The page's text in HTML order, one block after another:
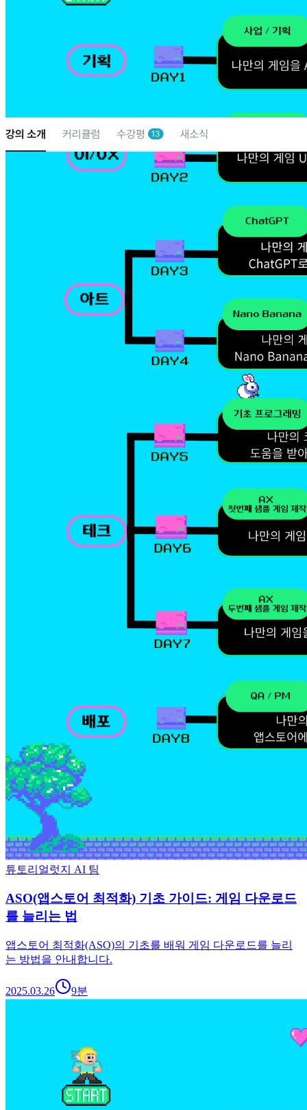
튜토리얼럿지 AI 팀
ASO(앱스토어 최적화) 기초 가이드: 게임 다운로드
를 늘리는 법
앱스토어 최적화(ASO)의 기초를 배워 게임 다운로드를 늘리
는 방법을 안내합니다.
2025.03.26 9분